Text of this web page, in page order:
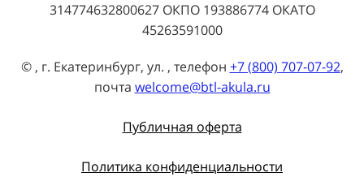
314774632800627 ОКПО 193886774 ОКАТО
45263591000
© , г. Екатеринбург, ул. , телефон +7 (800) 707-07-92,
почта welcome@btl-akula.ru
Публичная оферта
Политика конфиденциальности